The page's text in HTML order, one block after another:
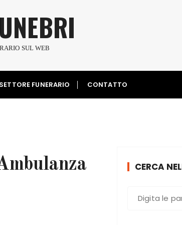
SUL WEB
FUNERARIO CONTATTO
CERCA